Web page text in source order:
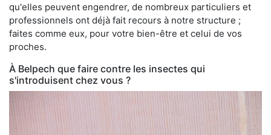
qu'elles peuvent engendrer, de nombreux particuliers et
professionnels ont déjà fait recours à notre structure ;
faites comme eux, pour votre bien-être et celui de vos
proches.
À Belpech que faire contre les insectes qui
s'introduisent chez vous ?